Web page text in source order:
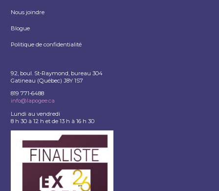
Nous joindre
Blogue
Politique de confidentialité
92, boul. St-Raymond, bureau 304
Gatineau (Québec) J8Y 1S7
819 771-6488
info@lapogee.ca
Lundi au vendredi
8 h 30 à 12 h et de 13 h à 16 h 30